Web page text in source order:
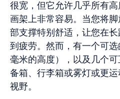
很宽，但它允许几乎所有
画架上非常容易。当您将
部支撑特别舒适，让您在
到疲劳。然而，有一个可
毫米的高度），以及几个
备箱、行李箱或雾灯或更
视野。